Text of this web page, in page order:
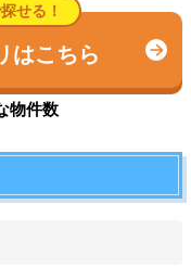
せる！
はこちら
物件数